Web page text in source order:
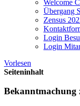
Welcome
Übergang
Zensus
Login
Login
Vorlesen
Seiteninhalt
Bekanntmachung